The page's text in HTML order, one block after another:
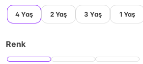
4 Yaş 2 Yaş 3 Yaş 1 Yaş
Renk